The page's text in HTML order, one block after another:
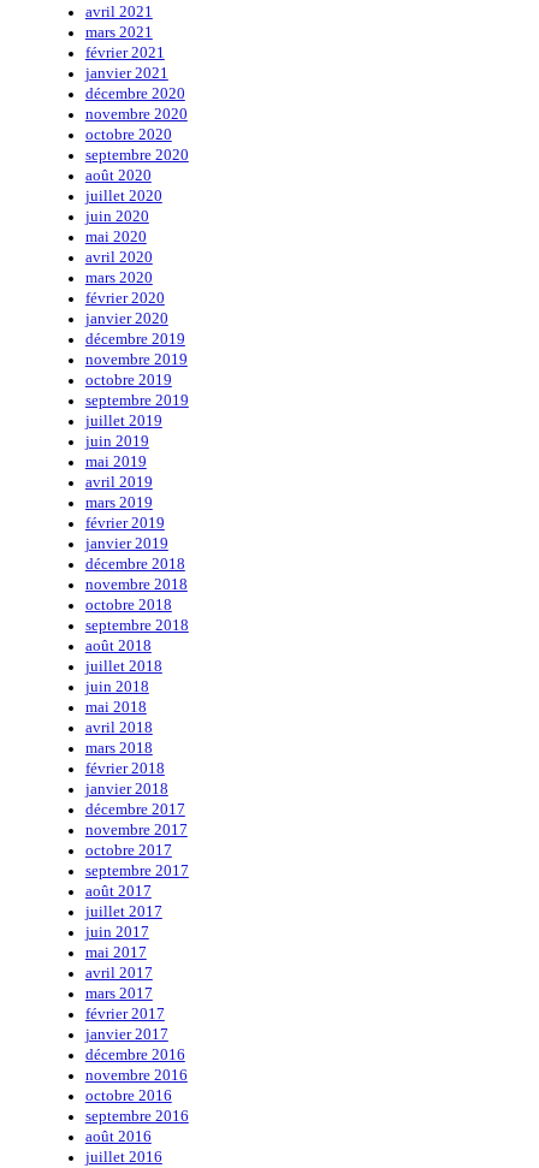
avril 2021
mars 2021
février 2021
janvier 2021
décembre 2020
novembre 2020
octobre 2020
septembre 2020
août 2020
juillet 2020
juin 2020
mai 2020
avril 2020
mars 2020
février 2020
janvier 2020
décembre 2019
novembre 2019
octobre 2019
septembre 2019
juillet 2019
juin 2019
mai 2019
avril 2019
mars 2019
février 2019
janvier 2019
décembre 2018
novembre 2018
octobre 2018
septembre 2018
août 2018
juillet 2018
juin 2018
mai 2018
avril 2018
mars 2018
février 2018
janvier 2018
décembre 2017
novembre 2017
octobre 2017
septembre 2017
août 2017
juillet 2017
juin 2017
mai 2017
avril 2017
mars 2017
février 2017
janvier 2017
décembre 2016
novembre 2016
octobre 2016
septembre 2016
août 2016
juillet 2016